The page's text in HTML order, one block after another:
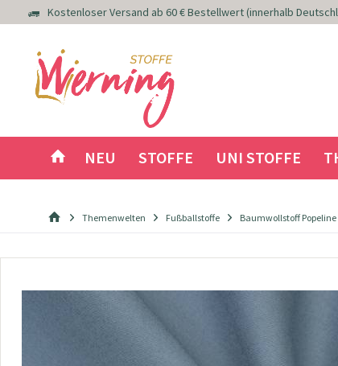
Kostenloser Versand ab 60 € Bestellwert (innerhalb
NEU STOFFE UNI STOFFE
Themenwelten Fußballstoffe Baumwollstoff